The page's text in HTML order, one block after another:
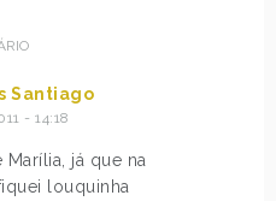
Santiago
- 14:18
já que na
louquinha